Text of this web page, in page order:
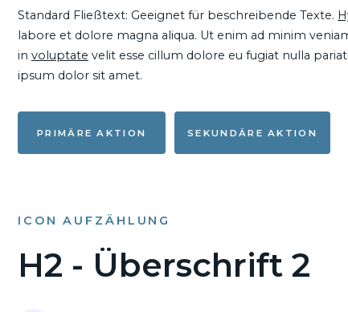
Standard Fließtext: Geeignet für beschreibende Texte.
labore et dolore magna aliqua. Ut enim ad minim
in voluptate velit esse cillum dolore eu fugiat nulla
ipsum dolor sit amet.
PRIMÄRE AKTION SEKUNDÄRE AKTION
ICON AUFZÄHLUNG
H2 - Überschrift 2